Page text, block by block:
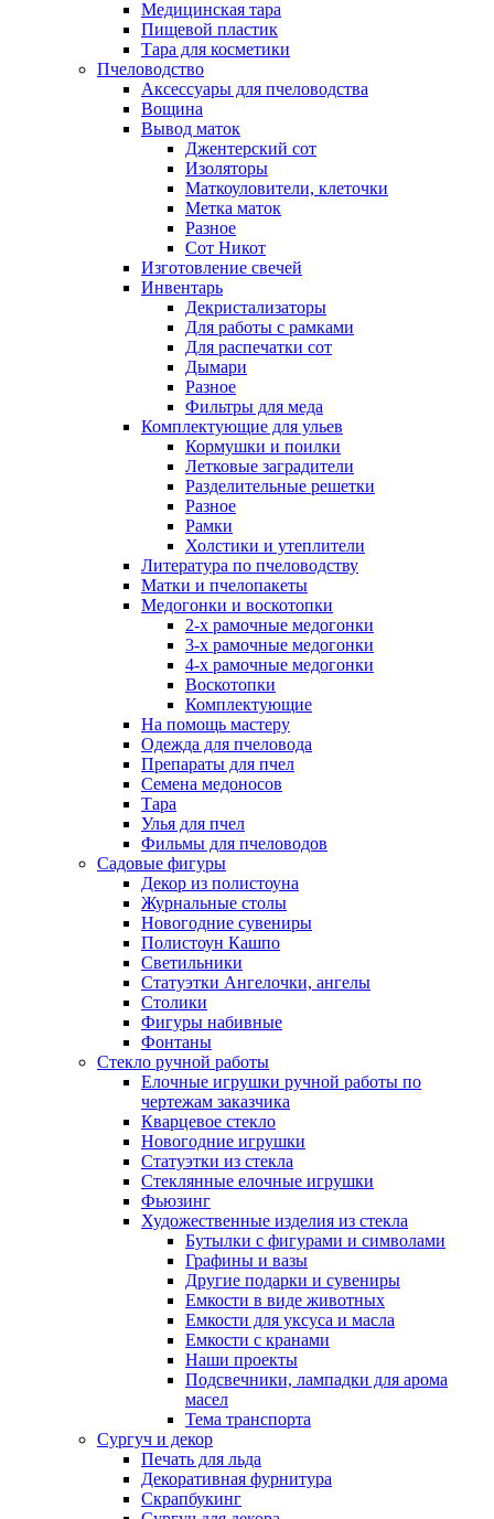
Медицинская тара
Пищевой пластик
Тара для косметики
Пчеловодство
Аксессуары для пчеловодства
Вощина
Вывод маток
Джентерский сот
Изоляторы
Маткоуловители, клеточки
Метка маток
Разное
Сот Никот
Изготовление свечей
Инвентарь
Декристализаторы
Для работы с рамками
Для распечатки сот
Дымари
Разное
Фильтры для меда
Комплектующие для ульев
Кормушки и поилки
Летковые заградители
Разделительные решетки
Разное
Рамки
Холстики и утеплители
Литература по пчеловодству
Матки и пчелопакеты
Медогонки и воскотопки
2-х рамочные медогонки
3-х рамочные медогонки
4-х рамочные медогонки
Воскотопки
Комплектующие
На помощь мастеру
Одежда для пчеловода
Препараты для пчел
Семена медоносов
Тара
Улья для пчел
Фильмы для пчеловодов
Садовые фигуры
Декор из полистоуна
Журнальные столы
Новогодние сувениры
Полистоун Кашпо
Светильники
Статуэтки Ангелочки, ангелы
Столики
Фигуры набивные
Фонтаны
Стекло ручной работы
Елочные игрушки ручной работы по
чертежам заказчика
Кварцевое стекло
Новогодние игрушки
Статуэтки из стекла
Стеклянные елочные игрушки
Фьюзинг
Художественные изделия из стекла
Бутылки с фигурами и символами
Графины и вазы
Другие подарки и сувениры
Емкости в виде животных
Емкости для уксуса и масла
Емкости с кранами
Наши проекты
Подсвечники, лампадки для арома
масел
Тема транспорта
Сургуч и декор
Печать для льда
Декоративная фурнитура
Скрапбукинг